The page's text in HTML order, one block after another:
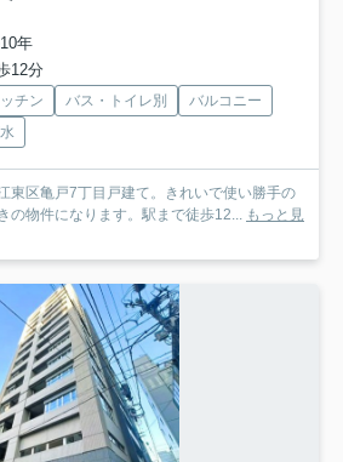
年
12分
チン バス・トイレ別
バルコニー
東区亀戸7丁目戸建て。きれいで使い勝手の
の物件になります。駅まで徒歩12... もっと見